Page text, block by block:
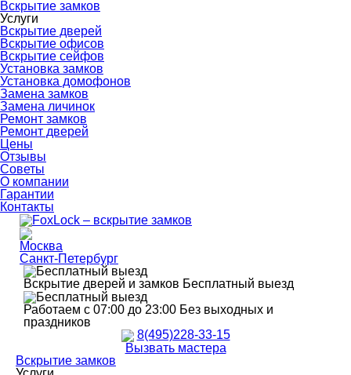
Вскрытие замков
Услуги
Вскрытие дверей
Вскрытие офисов
Вскрытие сейфов
Установка замков
Установка домофонов
Замена замков
Замена личинок
Ремонт замков
Ремонт дверей
Цены
Отзывы
Советы
О компании
Гарантии
Контакты
Москва
Санкт-Петербург
Вскрытие дверей и замков Бесплатный выезд
Работаем с 07:00 до 23:00 Без выходных и
праздников
8(495)228-33-15
Вызвать мастера
Вскрытие замков